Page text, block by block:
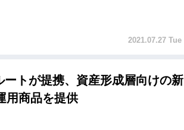
2021.07.27 Tue
ートが提携、資産形成層向けの新
用商品を提供